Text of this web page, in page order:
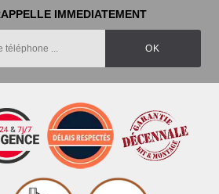
IMMEDIATEMENT